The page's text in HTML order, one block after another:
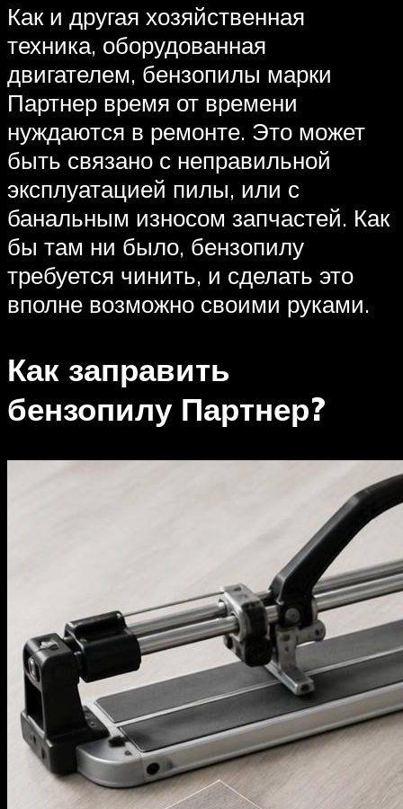
Как и другая хозяйственная
техника, оборудованная
двигателем, бензопилы марки
Партнер время от времени
нуждаются в ремонте. Это может
быть связано с неправильной
эксплуатацией пилы, или с
банальным износом запчастей. Как
бы там ни было, бензопилу
требуется чинить, и сделать это
вполне возможно своими руками.
Как заправить
бензопилу Партнер?